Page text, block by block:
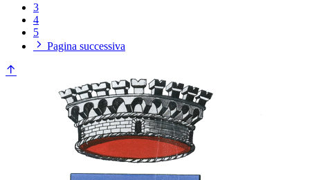
3
4
5
Pagina successiva